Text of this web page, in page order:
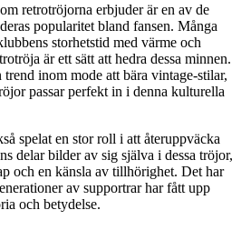
retrotröjorna erbjuder är en av de
popularitet bland fansen. Många
storhetstid med värme och
är ett sätt att hedra dessa minnen.
inom mode att bära vintage-stilar,
passar perfekt in i denna kulturella
spelat en stor roll i att återuppväcka
delar bilder av sig själva i dessa tröjor,
och en känsla av tillhörighet. Det har
av supportrar har fått upp
och betydelse.